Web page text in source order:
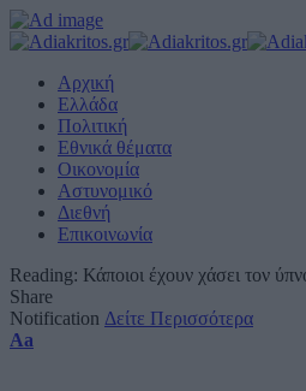
Αρχική
Ελλάδα
Πολιτική
Εθνικά θέματα
Οικονομία
Αστυνομικό
Διεθνή
Επικοινωνία
Reading: Κάποιοι έχουν χάσει τον
Share
Notification Δείτε Περισσότερα
Font
Aa